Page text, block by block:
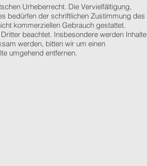
Urheberrecht. Die Vervielfältigung,
bedürfen der schriftlichen Zustimmung des
kommerziellen Gebrauch gestattet.
beachtet. Insbesondere werden Inhalte
werden, bitten wir um einen
umgehend entfernen.